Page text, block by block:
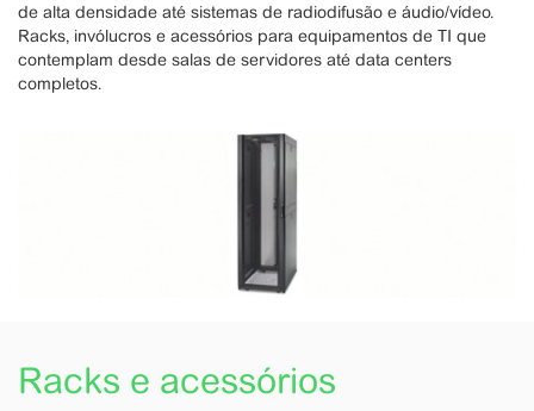
de alta densidade até sistemas de radiodifusão e áudio/vídeo.
Racks, invólucros e acessórios para equipamentos de TI que
contemplam desde salas de servidores até data centers
completos.
Racks e acessórios